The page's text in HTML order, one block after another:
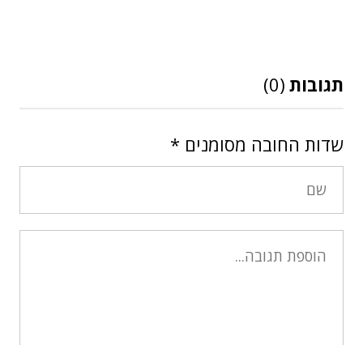
תגובות (0)
שדות החובה מסומנים *